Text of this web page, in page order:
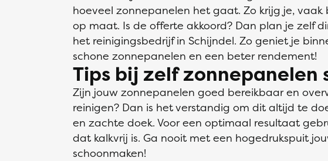
hoeveel zonnepanelen het gaat. Zo krijg je,
op maat. Is de offerte akkoord? Dan plan je zelf
het reinigingsbedrijf in Schijndel. Zo geniet je
schone zonnepanelen en een beter rendement!
Tips bij zelf zonnepanelen
Zijn jouw zonnepanelen goed bereikbaar en
reinigen? Dan is het verstandig om dit altijd te
en zachte doek. Voor een optimaal resultaat
dat kalkvrij is. Ga nooit met een hogedrukspuit
schoonmaken!